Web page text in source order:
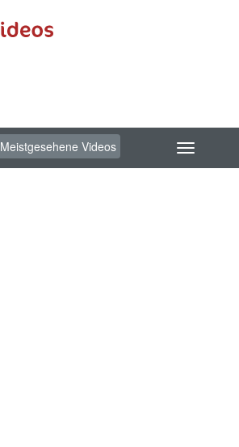
Meistgesehene Videos